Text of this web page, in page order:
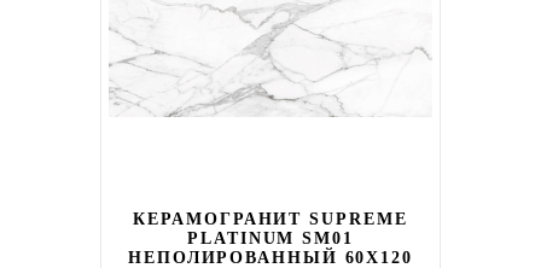
КЕРАМОГРАНИТ SUPREME
PLATINUM SM01
НЕПОЛИРОВАННЫЙ 60X120